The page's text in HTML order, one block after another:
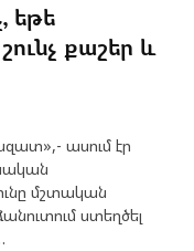
եթե
քաշեր և
ասում էր
մշտական
ստեղծել